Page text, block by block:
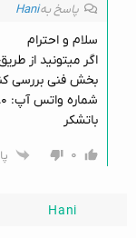
پاسخ بهHani
سلام و احترام
اگر میتونید از
بخش فنی بررسی
شماره واتس آپ: ۰۹۰۱۱۳۰۷۹۸۰
باتشکر
۰
Hani